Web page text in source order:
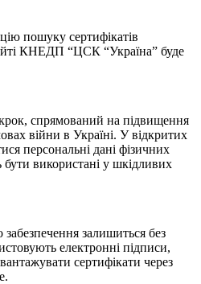
пошуку сертифікатів
КНЕДП “ЦСК “Україна” буде
спрямований на підвищення
війни в Україні. У відкритих
персональні дані фізичних
бути використані у шкідливих
залишиться без
електронні підписи,
сертифікати через